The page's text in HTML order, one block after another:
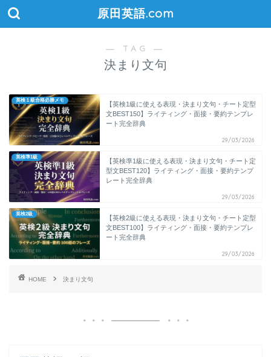
原田英語.com
― TAG ―
決まり文句
英検１級合格必勝メモ
【英検1級に使える表現・決まり文句・チート定型
文BEST150】ライティング・面接・要約テンプレ
ート完全辞典
29/03/2026
英検準1級
【英検準1級に使える表現・決まり文句・チート定
型文BEST120】ライティング・面接・要約テンプ
レート完全辞典
29/03/2026
英検2級
【英検2級に使える表現・決まり文句・チート定型
文BEST100】ライティング・面接・要約テンプレ
ート完全辞典
29/03/2026
HOME 決まり文句